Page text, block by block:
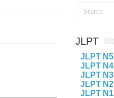
JLPT
JLPT N5
JLPT N4
JLPT N3
JLPT N2
JLPT N1